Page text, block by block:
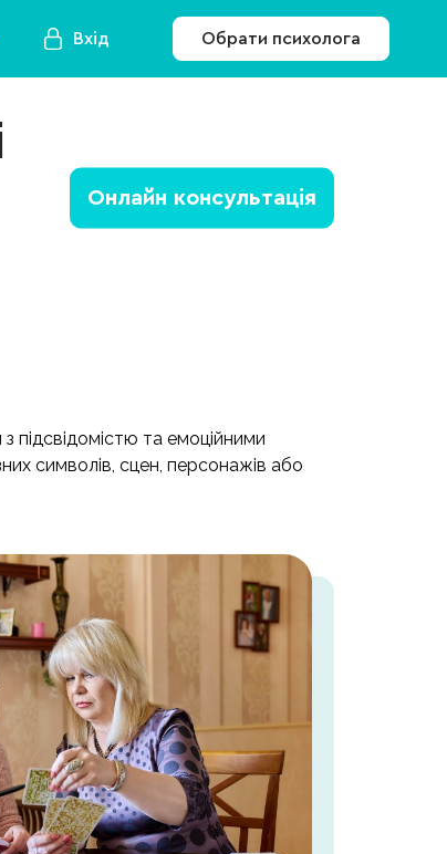
Вхід Обрати психолога
Онлайн консультація
підсвідомістю та емоційними
символів, сцен, персонажів або